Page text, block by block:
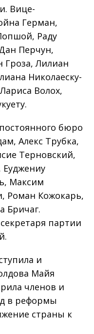
Вице-
Герман,
Раду
Перчун,
Лилиан
Николаеску-
Волох,
бюро
Алекс Трубка,
Терновский,
Максим
Роман Кожокарь,
Бричаг.
партии
и
Майя
членов и
в реформы
страны к